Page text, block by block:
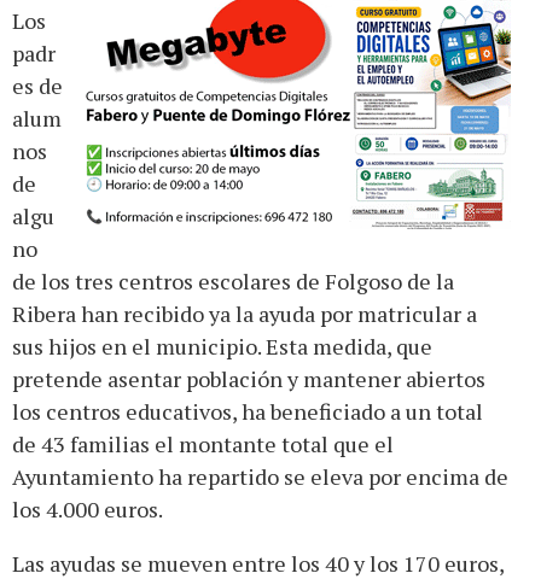
Los
padr
es de
alum
nos
de
algu
no
de los tres centros escolares de Folgoso de la
Ribera han recibido ya la ayuda por matricular a
sus hijos en el municipio. Esta medida, que
pretende asentar población y mantener abiertos
los centros educativos, ha beneficiado a un total
de 43 familias el montante total que el
Ayuntamiento ha repartido se eleva por encima de
los 4.000 euros.
Las ayudas se mueven entre los 40 y los 170 euros,